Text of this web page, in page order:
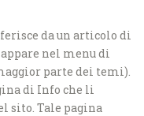
da un articolo di
nel menu di
parte dei temi).
di Info che li
sito. Tale pagina